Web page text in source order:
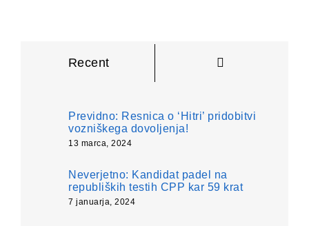
Recent
Previdno: Resnica o ‘Hitri’ pridobitvi
vozniškega dovoljenja!
13 marca, 2024
Neverjetno: Kandidat padel na
republiških testih CPP kar 59 krat
7 januarja, 2024